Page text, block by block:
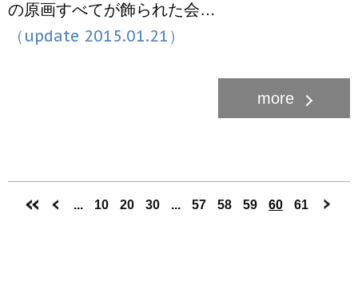
の原画すべてが飾られた会…
（update 2015.01.21）
... 10 20 30 ... 57 58 59 60 61